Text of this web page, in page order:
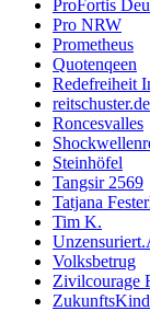
ProFortis
Pro NRW
Prometheus
Quotenqeen
Redefreiheit
reitschuster.de
Roncesvalles
Steinhöfel
Tangsir 2569
Tatjana
Tim K.
Volksbetrug
Zivilcourage